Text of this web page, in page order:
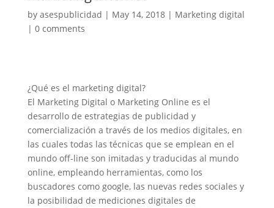
by asespublicidad | May 14, 2018| Marketing digital
| 0 comments
¿Qué es el marketing digital?
El Marketing Digital o Marketing Online es el
desarrollo de estrategias de publicidad y
comercialización a través de los medios digitales, en
las cuales todas las técnicas que se emplean en el
mundo off-line son imitadas y traducidas al mundo
online, empleando herramientas, como los
buscadores como google, las nuevas redes sociales y
la posibilidad de mediciones digitales de